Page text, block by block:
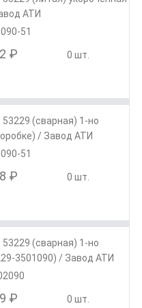
АТИ
51
₽ 0 шт.
(сварная) 1-но
/ Завод АТИ
51
₽ 0 шт.
(сварная) 1-но
3501090) / Завод АТИ
₽ 0 шт.